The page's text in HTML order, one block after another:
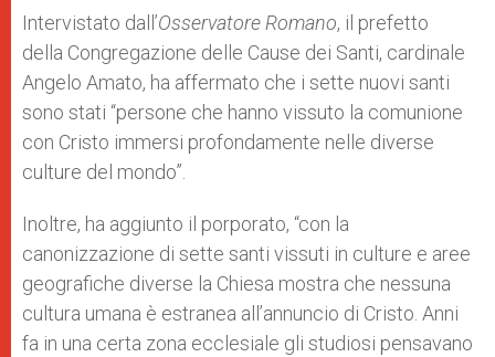
Intervistato dall’Osservatore Romano, il prefetto
della Congregazione delle Cause dei Santi, cardinale
Angelo Amato, ha affermato che i sette nuovi santi
sono stati “persone che hanno vissuto la comunione
con Cristo immersi profondamente nelle diverse
culture del mondo”.
Inoltre, ha aggiunto il porporato, “con la
canonizzazione di sette santi vissuti in culture e aree
geografiche diverse la Chiesa mostra che nessuna
cultura umana è estranea all’annuncio di Cristo. Anni
fa in una certa zona ecclesiale gli studiosi pensavano